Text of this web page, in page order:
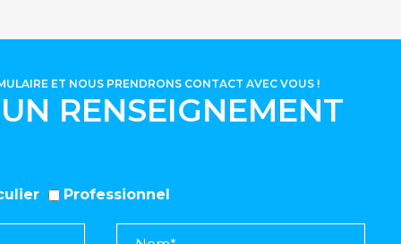
RENSEIGNEMENT
ET NOUS PRENDRONS CONTACT AVEC VOUS !
Professionnel